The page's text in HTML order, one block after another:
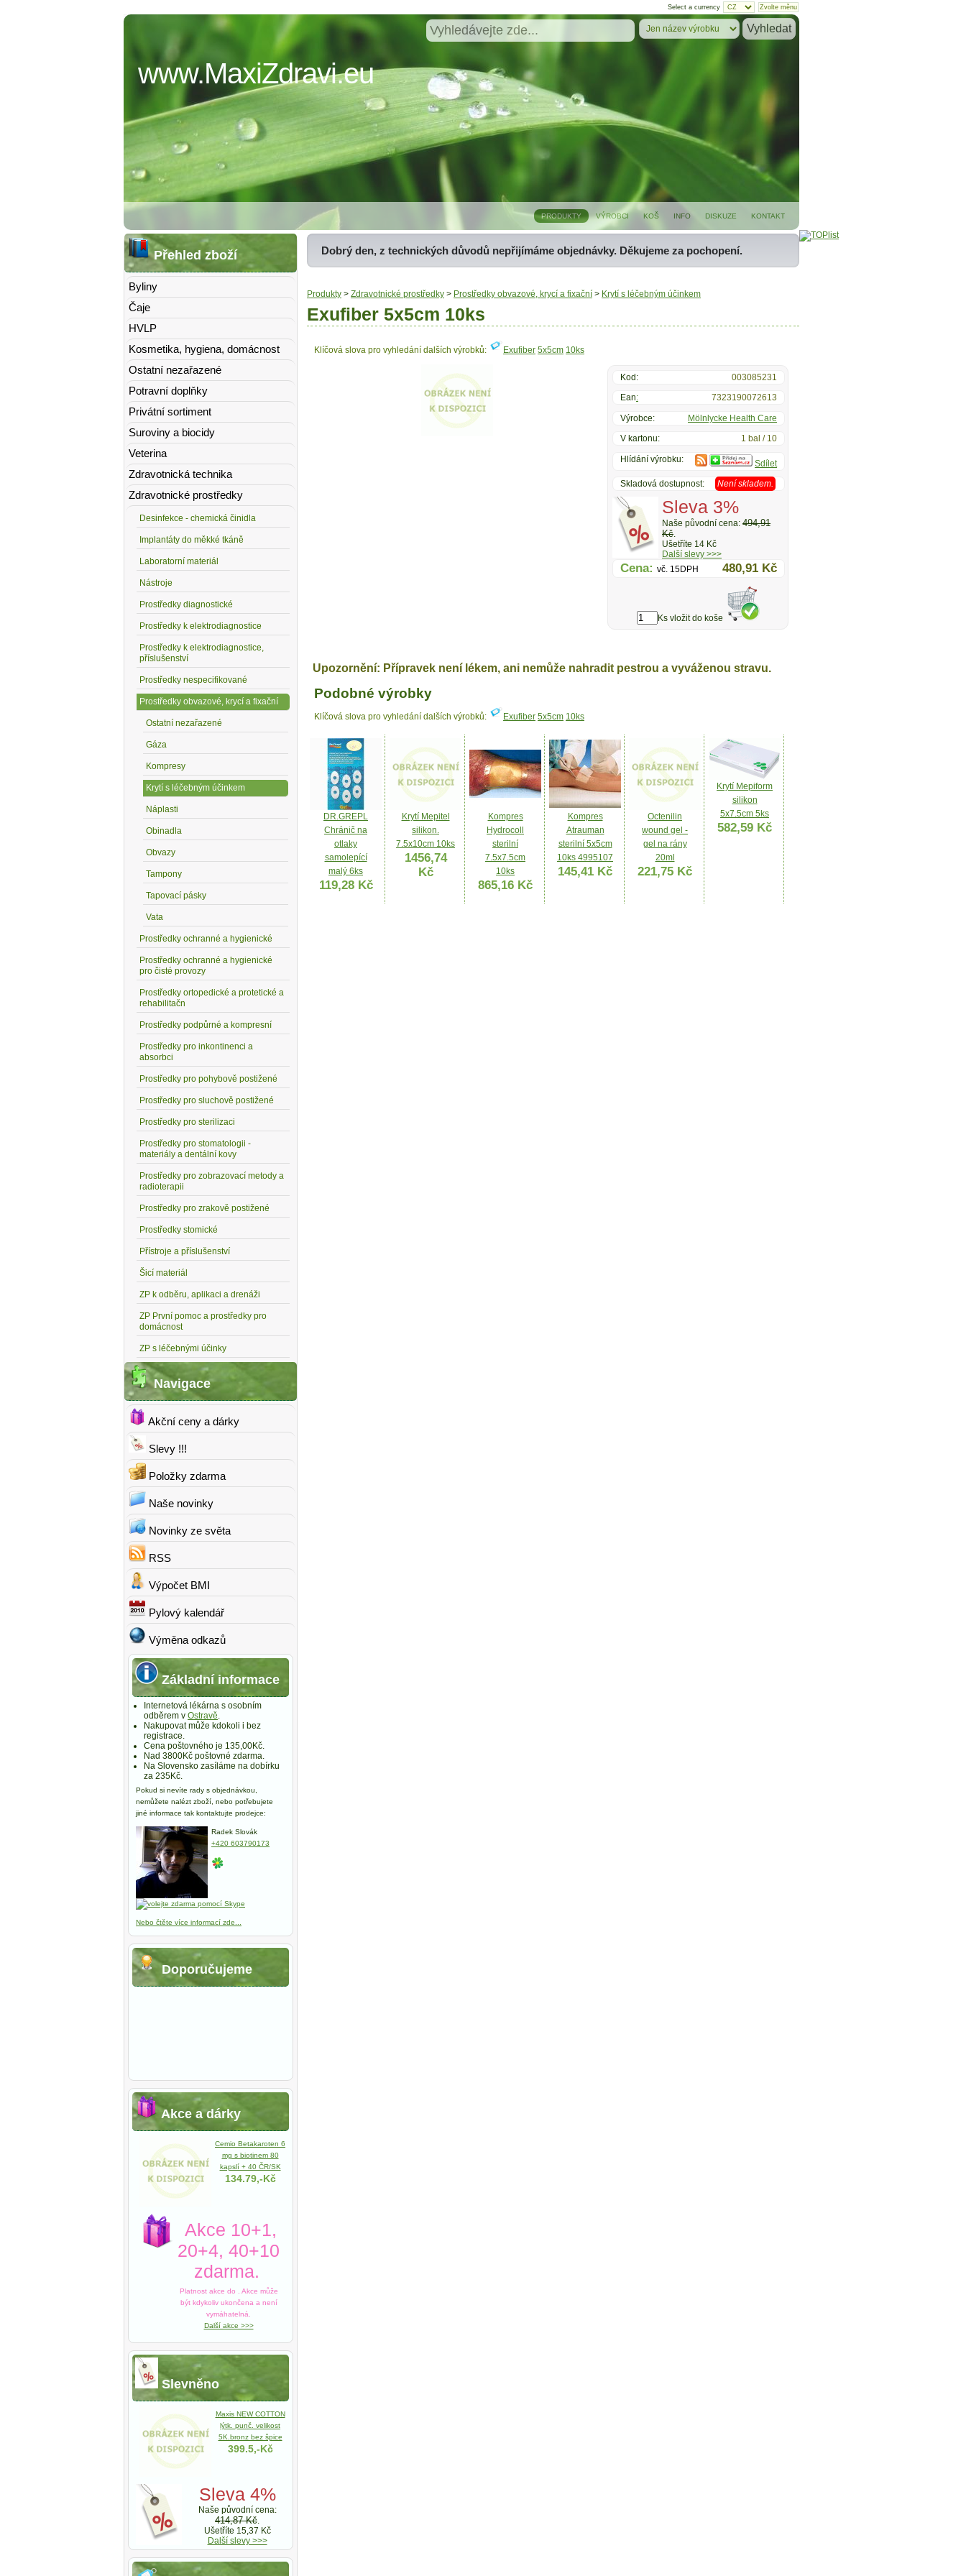
Select a currency
www.MaxiZdravi.eu
PRODUKTY VÝROBCI KOŠ INFO DISKUZE KONTAKT
Dobrý den, z technických důvodů nepřijímáme objednávky. Děkujeme za pochopení.
Produkty > Zdravotnické prostředky > Prostředky obvazové, krycí a fixační > Krytí s léčebným účinkem
Exufiber 5x5cm 10ks
Klíčová slova pro vyhledání dalších výrobků: Exufiber 5x5cm 10ks
Kod: 003085231
Ean: 7323190072613
Výrobce: Mölnlycke Health Care
V kartonu: 1 bal / 10
Hlídání výrobku: Sdílet
Skladová dostupnost: Není skladem.
Sleva 3%
Naše původní cena: 494,91
Kč.
Ušetříte 14 Kč
Další slevy >>>
Cena: vč. 15DPH 480,91 Kč
Ks vložit do koše
Upozornění: Přípravek není lékem, ani nemůže nahradit pestrou a vyváženou stravu.
Podobné výrobky
Klíčová slova pro vyhledání dalších výrobků: Exufiber 5x5cm 10ks
DR.GREPL
Chránič na
otlaky
samolepící
malý 6ks
119,28 Kč
Krytí Mepitel
silikon.
7.5x10cm 10ks
1456,74
Kč
Kompres
Hydrocoll
sterilní
7.5x7.5cm
10ks
865,16 Kč
Kompres
Atrauman
sterilní 5x5cm
10ks 4995107
145,41 Kč
Octenilin
wound gel -
gel na rány
20ml
221,75 Kč
Krytí Mepiform
silikon
5x7.5cm 5ks
582,59 Kč
Přehled zboží
Byliny
Čaje
HVLP
Kosmetika, hygiena, domácnost
Ostatní nezařazené
Potravní doplňky
Privátní sortiment
Suroviny a biocidy
Veterina
Zdravotnická technika
Zdravotnické prostředky
Desinfekce - chemická činidla
Implantáty do měkké tkáně
Laboratorní materiál
Nástroje
Prostředky diagnostické
Prostředky k elektrodiagnostice
Prostředky k elektrodiagnostice,
příslušenství
Prostředky nespecifikované
Prostředky obvazové, krycí a fixační
Ostatní nezařazené
Gáza
Kompresy
Krytí s léčebným účinkem
Náplasti
Obinadla
Obvazy
Tampony
Tapovací pásky
Vata
Prostředky ochranné a hygienické
Prostředky ochranné a hygienické
pro čisté provozy
Prostředky ortopedické a protetické a
rehabilitačn
Prostředky podpůrné a kompresní
Prostředky pro inkontinenci a
absorbci
Prostředky pro pohybově postižené
Prostředky pro sluchově postižené
Prostředky pro sterilizaci
Prostředky pro stomatologii -
materiály a dentální kovy
Prostředky pro zobrazovací metody a
radioterapii
Prostředky pro zrakově postižené
Prostředky stomické
Přístroje a příslušenství
Šicí materiál
ZP k odběru, aplikaci a drenáži
ZP První pomoc a prostředky pro
domácnost
ZP s léčebnými účinky
Navigace
Akční ceny a dárky
Slevy !!!
Položky zdarma
Naše novinky
Novinky ze světa
RSS
Výpočet BMI
Pylový kalendář
Výměna odkazů
Základní informace
Internetová lékárna s osobním
odběrem v Ostravě.
Nakupovat může kdokoli i bez
registrace.
Cena poštovného je 135,00Kč.
Nad 3800Kč poštovné zdarma.
Na Slovensko zasíláme na dobírku
za 235Kč.
Pokud si nevíte rady s objednávkou,
nemůžete nalézt zboží, nebo potřebujete
jiné informace tak kontaktujte prodejce:
Radek Slovák
+420 603790173
Nebo čtěte více informací zde...
Doporučujeme
Akce a dárky
Cemio Betakaroten 6
mg s biotinem 80
kapslí + 40 ČR/SK
134.79,-Kč
Akce 10+1,
20+4, 40+10
zdarma.
Platnost akce do
. Akce může
být kdykoliv ukončena a není
vymáhatelná.
Další akce >>>
Slevněno
Maxis NEW COTTON
lýtk. punč. velikost
5K.bronz bez špice
399.5,-Kč
Sleva 4%
Naše původní cena:
414,87 Kč.
Ušetříte 15,37 Kč
Další slevy >>>